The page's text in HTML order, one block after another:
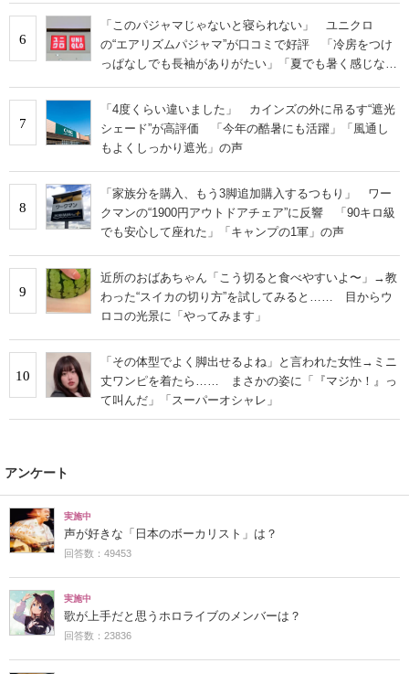
6
「このパジャマじゃないと寝られない」 ユニクロ
の“エアリズムパジャマ”が口コミで好評 「冷房をつけ
っぱなしでも長袖がありがたい」「夏でも暑く感じな
7
「4度くらい違いました」 カインズの外に吊るす“遮光
シェード”が高評価 「今年の酷暑にも活躍」「風通し
もよくしっかり遮光」の声
8
「家族分を購入、もう3脚追加購入するつもり」 ワー
クマンの“1900円アウトドアチェア”に反響 「90キロ級
でも安心して座れた」「キャンプの1軍」の声
9
近所のおばあちゃん「こう切ると食べやすいよ〜」→教
わった“スイカの切り方”を試してみると…… 目からウ
ロコの光景に「やってみます」
10
「その体型でよく脚出せるよね」と言われた女性→ミニ
丈ワンピを着たら…… まさかの姿に「『マジか！』っ
て叫んだ」「スーパーオシャレ」
アンケート
実施中
声が好きな「日本のボーカリスト」は？
回答数：49453
実施中
歌が上手だと思うホロライブのメンバーは？
回答数：23836